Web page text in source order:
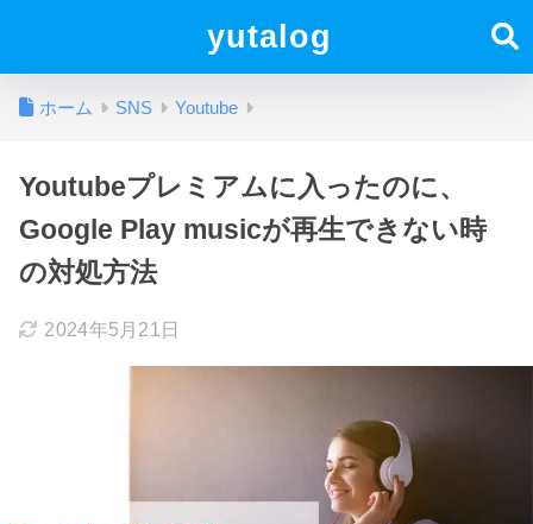
yutalog
ホーム SNS Youtube
Youtubeプレミアムに入ったのに、
Google Play musicが再生できない時
の対処方法
2024年5月21日